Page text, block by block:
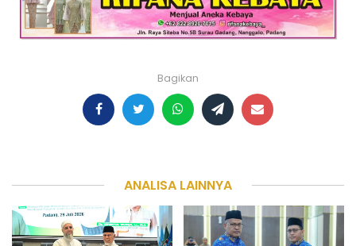
Bagikan
ANALISA LAINNYA